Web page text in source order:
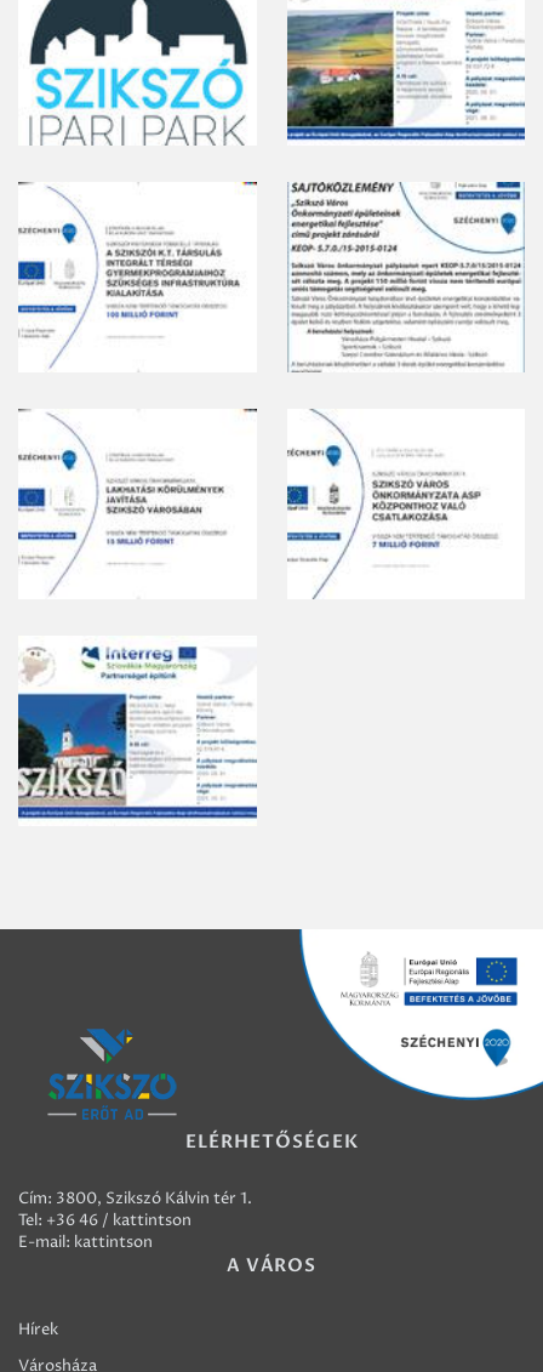
ELÉRHETŐSÉGEK
Cím: 3800, Szikszó Kálvin tér 1.
Tel: +36 46 / kattintson
E-mail: kattintson
A VÁROS
Hírek
Városháza